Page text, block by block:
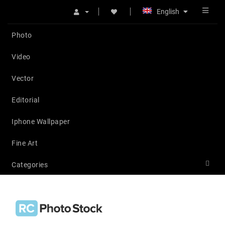
English
Photo
Video
Vector
Editorial
Iphone Wallpaper
Fine Art
Categories